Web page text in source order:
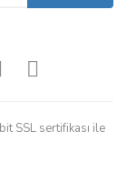
SSL sertifikası ile